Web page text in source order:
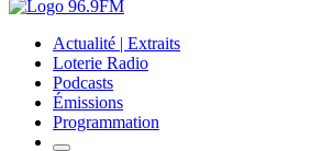
Actualité | Extraits
Loterie Radio
Podcasts
Émissions
Programmation